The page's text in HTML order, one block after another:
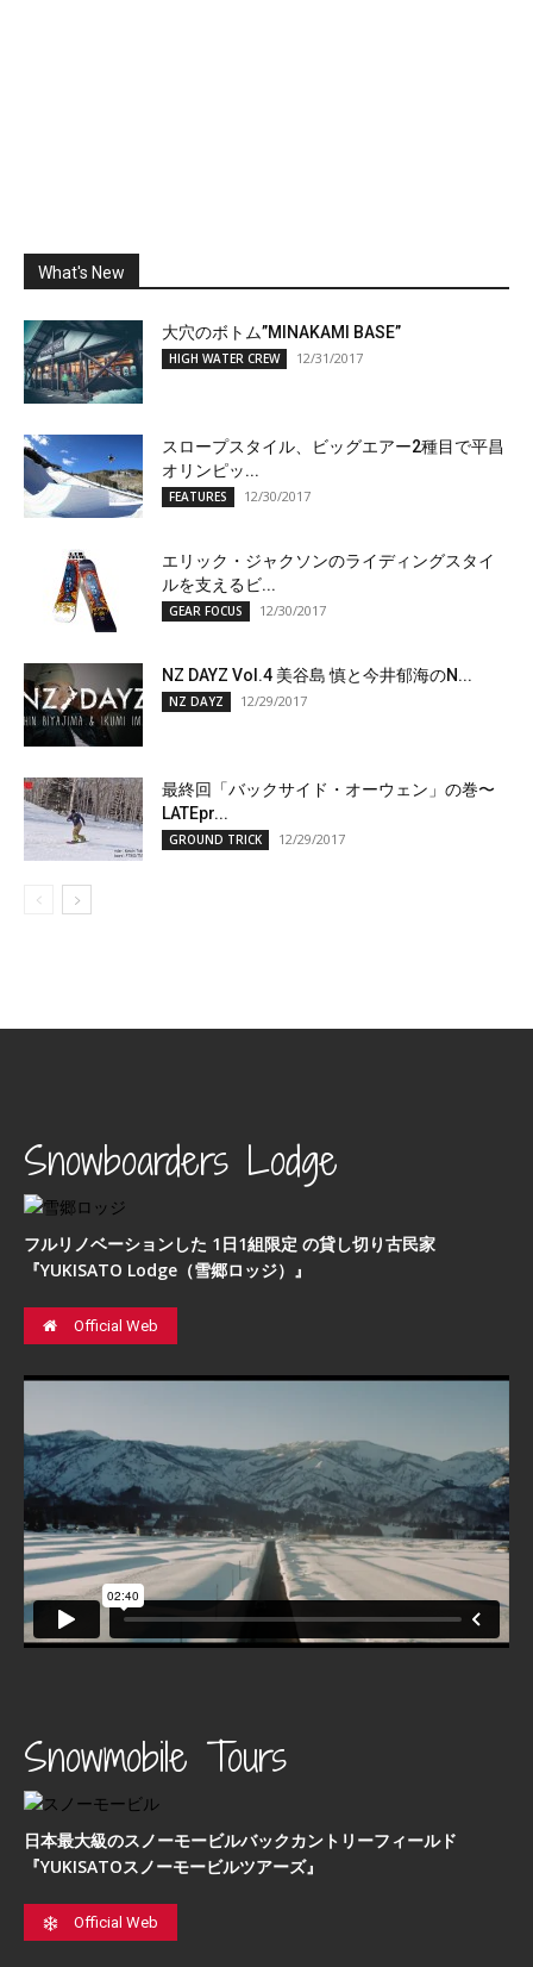
What's New
大穴のボトム”MINAKAMI BASE”
HIGH WATER CREW 12/31/2017
スロープスタイル、ビッグエアー2種目で平昌
オリンピッ...
FEATURES 12/30/2017
エリック・ジャクソンのライディングスタイ
ルを支えるビ...
GEAR FOCUS 12/30/2017
NZ DAYZ Vol.4 美谷島 慎と今井郁海のN...
NZ DAYZ 12/29/2017
最終回「バックサイド・オーウェン」の巻〜
LATEpr...
GROUND TRICK 12/29/2017
Snowboarders Lodge
フルリノベーションした 1日1組限定 の貸し切り古民家
『YUKISATO Lodge（雪郷ロッジ）』
Official Web
Snowmobile Tours
日本最⼤級のスノーモービルバックカントリーフィールド
『YUKISATOスノーモービルツアーズ』
Official Web